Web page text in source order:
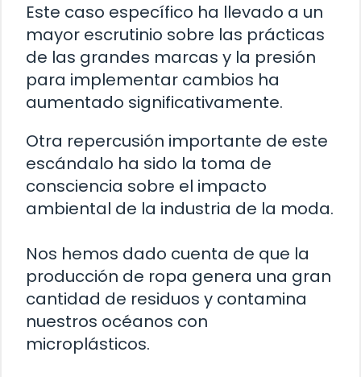
Este caso específico ha llevado a un
mayor escrutinio sobre las prácticas
de las grandes marcas y la presión
para implementar cambios ha
aumentado significativamente.
Otra repercusión importante de este
escándalo ha sido la toma de
consciencia sobre el impacto
ambiental de la industria de la moda.
Nos hemos dado cuenta de que la
producción de ropa genera una gran
cantidad de residuos y contamina
nuestros océanos con
microplásticos.